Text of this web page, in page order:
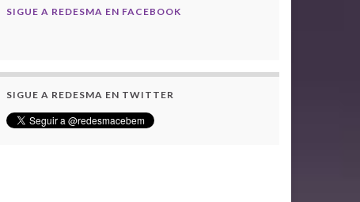
SIGUE A REDESMA EN FACEBOOK
SIGUE A REDESMA EN TWITTER